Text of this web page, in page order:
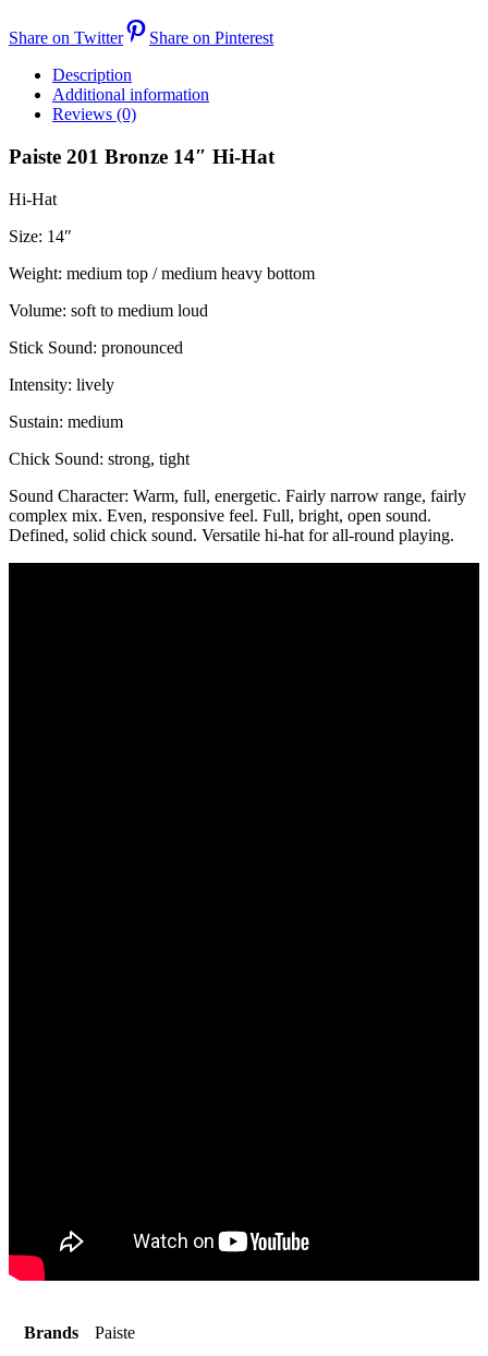
Share on Twitter
Share on Pinterest
Description
Additional information
Reviews (0)
Paiste 201 Bronze 14″ Hi-Hat
Hi-Hat
Size: 14″
Weight: medium top / medium heavy bottom
Volume: soft to medium loud
Stick Sound: pronounced
Intensity: lively
Sustain: medium
Chick Sound: strong, tight
Sound Character: Warm, full, energetic. Fairly narrow range, fairly
complex mix. Even, responsive feel. Full, bright, open sound.
Defined, solid chick sound. Versatile hi-hat for all-round playing.
Brands Paiste